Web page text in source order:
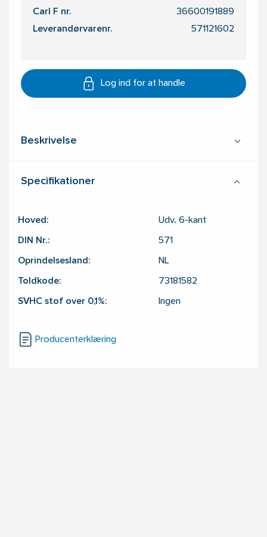
Carl F nr. 36600191889
Leverandørvarenr. 571121602
Log ind for at handle
Beskrivelse
Specifikationer
Hoved: Udv. 6-kant
DIN Nr.: 571
Oprindelsesland: NL
Toldkode: 73181582
SVHC stof over 0,1%: Ingen
Producenterklæring